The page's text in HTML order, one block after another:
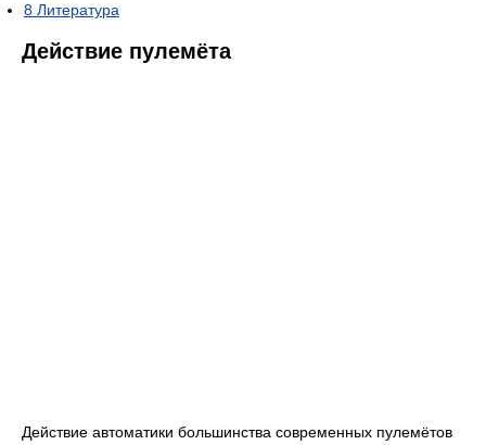
8 Литература
Действие пулемёта
Действие автоматики большинства современных пулемётов